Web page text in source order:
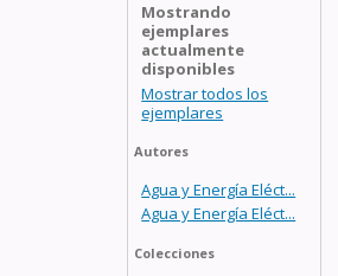
Mostrando
ejemplares
actualmente
disponibles
Mostrar todos los
ejemplares
Autores
Agua y Energía Eléct...
Agua y Energía Eléct...
Colecciones